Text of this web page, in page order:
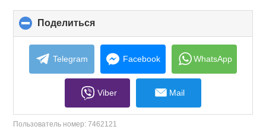
Поделиться
to
collapse
contents
Telegram Facebook WhatsApp
Viber Mail
Пользователь номер:7462121